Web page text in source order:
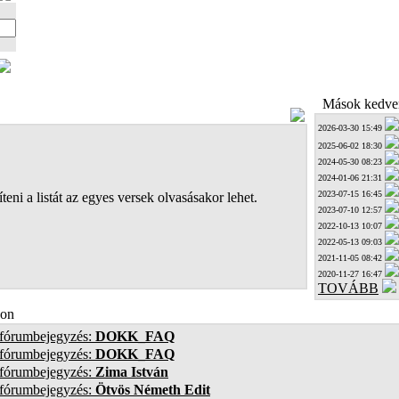
a listát az egyes versek olvasásakor lehet.
Mások
2026-03-30 15:49
2025-06-02 18:30
2024-05-30 08:23
2024-01-06 21:31
2023-07-15 16:45
2023-07-10 12:57
2022-10-13 10:07
2022-05-13 09:03
2021-11-05 08:42
2020-11-27 16:47
TOVÁBB
DOKK_FAQ
DOKK_FAQ
Zima István
Ötvös Németh Edit